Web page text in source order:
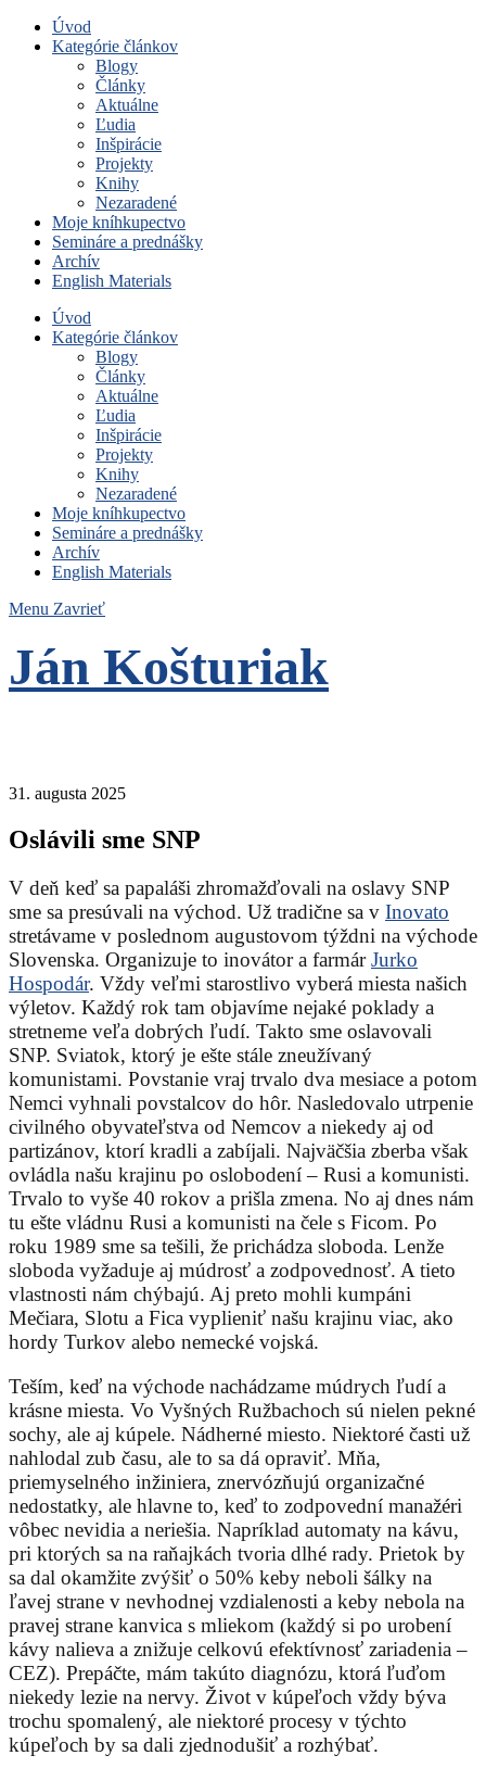
Úvod
Kategórie článkov
Blogy
Články
Aktuálne
Ľudia
Inšpirácie
Projekty
Knihy
Nezaradené
Moje kníhkupectvo
Semináre a prednášky
Archív
English Materials
Úvod
Kategórie článkov
Blogy
Články
Aktuálne
Ľudia
Inšpirácie
Projekty
Knihy
Nezaradené
Moje kníhkupectvo
Semináre a prednášky
Archív
English Materials
Menu Zavrieť
Ján Košturiak
31. augusta 2025
Oslávili sme SNP
V deň keď sa papaláši zhromažďovali na oslavy SNP
sme sa presúvali na východ. Už tradične sa v Inovato
stretávame v poslednom augustovom týždni na východe
Slovenska. Organizuje to inovátor a farmárJurko
Hospodár. Vždy veľmi starostlivo vyberá miesta našich
výletov. Každý rok tam objavíme nejaké poklady a
stretneme veľa dobrých ľudí. Takto sme oslavovali
SNP. Sviatok, ktorý je ešte stále zneužívaný
komunistami. Povstanie vraj trvalo dva mesiace a potom
Nemci vyhnali povstalcov do hôr. Nasledovalo utrpenie
civilného obyvateľstva od Nemcov a niekedy aj od
partizánov, ktorí kradli a zabíjali. Najväčšia zberba však
ovládla našu krajinu po oslobodení – Rusi a komunisti.
Trvalo to vyše 40 rokov a prišla zmena. No aj dnes nám
tu ešte vládnu Rusi a komunisti na čele s Ficom. Po
roku 1989 sme sa tešili, že prichádza sloboda. Lenže
sloboda vyžaduje aj múdrosť a zodpovednosť. A tieto
vlastnosti nám chýbajú. Aj preto mohli kumpáni
Mečiara, Slotu a Fica vyplieniť našu krajinu viac, ako
hordy Turkov alebo nemecké vojská.
Teším, keď na východe nachádzame múdrych ľudí a
krásne miesta. Vo Vyšných Ružbachoch sú nielen pekné
sochy, ale aj kúpele. Nádherné miesto. Niektoré časti už
nahlodal zub času, ale to sa dá opraviť. Mňa,
priemyselného inžiniera, znervózňujú organizačné
nedostatky, ale hlavne to, keď to zodpovední manažéri
vôbec nevidia a neriešia. Napríklad automaty na kávu,
pri ktorých sa na raňajkách tvoria dlhé rady. Prietok by
sa dal okamžite zvýšiť o 50% keby neboli šálky na
ľavej strane v nevhodnej vzdialenosti a keby nebola na
pravej strane kanvica s mliekom (každý si po urobení
kávy nalieva a znižuje celkovú efektívnosť zariadenia –
CEZ). Prepáčte, mám takúto diagnózu, ktorá ľuďom
niekedy lezie na nervy. Život v kúpeľoch vždy býva
trochu spomalený, ale niektoré procesy v týchto
kúpeľoch by sa dali zjednodušiť a rozhýbať.